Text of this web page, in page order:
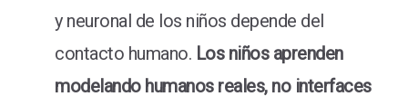
y neuronal de los niños depende del
contacto humano. Los niños aprenden
modelando humanos reales, no interfaces